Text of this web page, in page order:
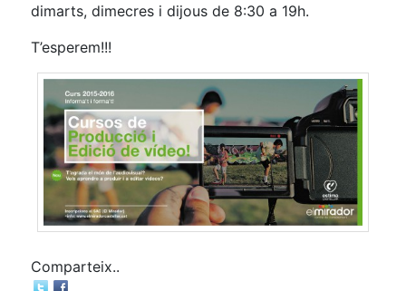
dimarts, dimecres i dijous de 8:30 a 19h.
T’esperem!!!
Comparteix..